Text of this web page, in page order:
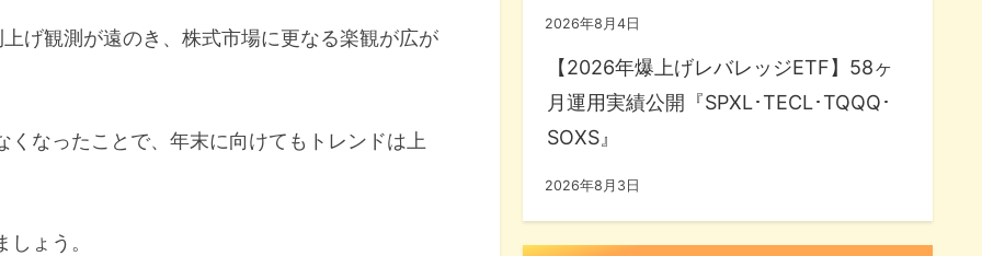
げ観測が遠のき、株式市場に更なる楽観が広が
なったことで、年末に向けてもトレンドは上
ょう。
2026年8月4日
【2026年爆上げレバレッジETF】58ヶ
月運用実績公開『SPXL･TECL･TQQQ･
SOXS』
2026年8月3日